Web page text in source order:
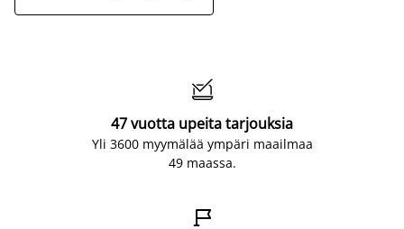

47 vuotta upeita tarjouksia
Yli 3600 myymälää ympäri maailmaa
49 maassa.
